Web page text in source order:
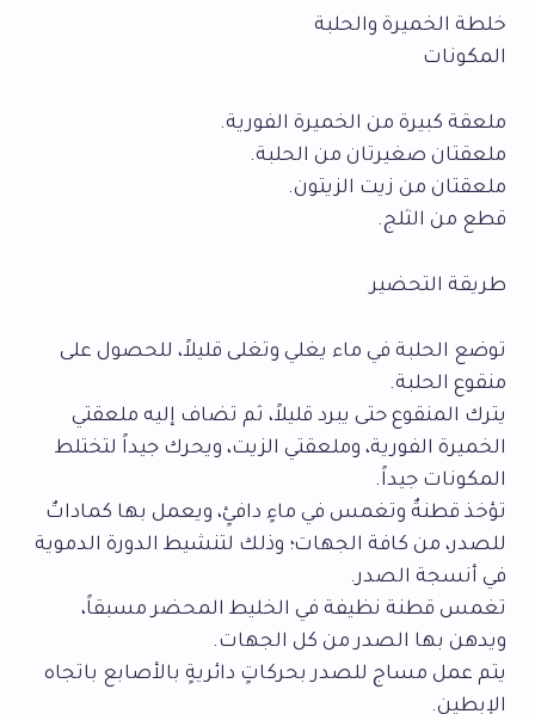
خلطة الخميرة والحلبة
المكونات
ملعقة كبيرة من الخميرة الفورية.
ملعقتان صغيرتان من الحلبة.
ملعقتان من زيت الزيتون.
قطع من الثلج.
طريقة التحضير
توضع الحلبة في ماء يغلي وتغلى قليلاً، للحصول على
منقوع الحلبة.
يترك المنقوع حتى يبرد قليلاً، ثم تضاف إليه ملعقتي
الخميرة الفورية، وملعقتي الزيت، ويحرك جيداً لتختلط
المكونات جيداً.
تؤخذ قطنةٌ وتغمس في ماءٍ دافئٍ، ويعمل بها كماداتٌ
للصدر، من كافة الجهات؛ وذلك لتنشيط الدورة الدموية
في أنسجة الصدر.
تغمس قطنة نظيفة في الخليط المحضر مسبقاً،
ويدهن بها الصدر من كل الجهات.
يتم عمل مساج للصدر بحركاتٍ دائريةٍ بالأصابع باتجاه
الإبطين.